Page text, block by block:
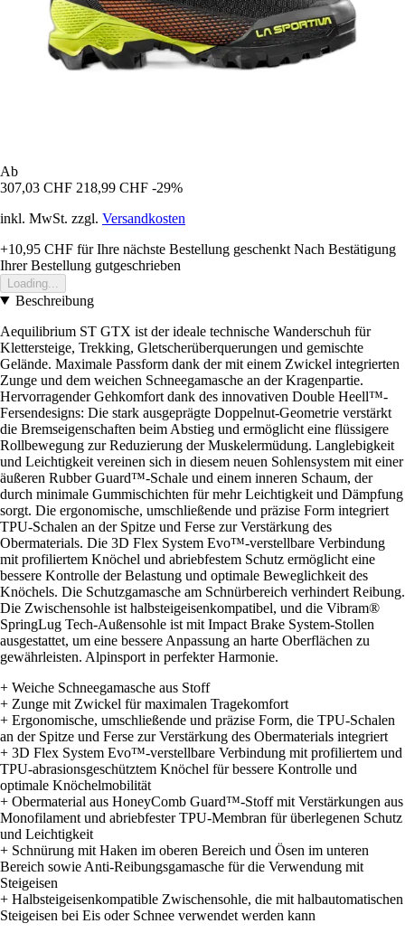
Ab
307,03 CHF 218,99 CHF -29%
inkl. MwSt. zzgl. Versandkosten
+10,95 CHF für Ihre nächste Bestellung geschenkt Nach Bestätigung
Ihrer Bestellung gutgeschrieben
Loading...
Beschreibung
Aequilibrium ST GTX ist der ideale technische Wanderschuh für
Klettersteige, Trekking, Gletscherüberquerungen und gemischte
Gelände. Maximale Passform dank der mit einem Zwickel integrierten
Zunge und dem weichen Schneegamasche an der Kragenpartie.
Hervorragender Gehkomfort dank des innovativen Double Heell™-
Fersendesigns: Die stark ausgeprägte Doppelnut-Geometrie verstärkt
die Bremseigenschaften beim Abstieg und ermöglicht eine flüssigere
Rollbewegung zur Reduzierung der Muskelermüdung. Langlebigkeit
und Leichtigkeit vereinen sich in diesem neuen Sohlensystem mit einer
äußeren Rubber Guard™-Schale und einem inneren Schaum, der
durch minimale Gummischichten für mehr Leichtigkeit und Dämpfung
sorgt. Die ergonomische, umschließende und präzise Form integriert
TPU-Schalen an der Spitze und Ferse zur Verstärkung des
Obermaterials. Die 3D Flex System Evo™-verstellbare Verbindung
mit profiliertem Knöchel und abriebfestem Schutz ermöglicht eine
bessere Kontrolle der Belastung und optimale Beweglichkeit des
Knöchels. Die Schutzgamasche am Schnürbereich verhindert Reibung.
Die Zwischensohle ist halbsteigeisenkompatibel, und die Vibram®
SpringLug Tech-Außensohle ist mit Impact Brake System-Stollen
ausgestattet, um eine bessere Anpassung an harte Oberflächen zu
gewährleisten. Alpinsport in perfekter Harmonie.
+ Weiche Schneegamasche aus Stoff
+ Zunge mit Zwickel für maximalen Tragekomfort
+ Ergonomische, umschließende und präzise Form, die TPU-Schalen
an der Spitze und Ferse zur Verstärkung des Obermaterials integriert
+ 3D Flex System Evo™-verstellbare Verbindung mit profiliertem und
TPU-abrasionsgeschütztem Knöchel für bessere Kontrolle und
optimale Knöchelmobilität
+ Obermaterial aus HoneyComb Guard™-Stoff mit Verstärkungen aus
Monofilament und abriebfester TPU-Membran für überlegenen Schutz
und Leichtigkeit
+ Schnürung mit Haken im oberen Bereich und Ösen im unteren
Bereich sowie Anti-Reibungsgamasche für die Verwendung mit
Steigeisen
+ Halbsteigeisenkompatible Zwischensohle, die mit halbautomatischen
Steigeisen bei Eis oder Schnee verwendet werden kann